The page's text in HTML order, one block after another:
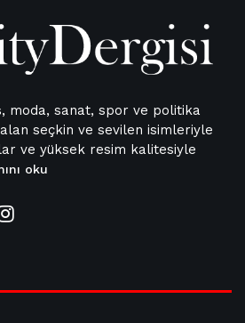
moda, sanat, spor ve politika
alan seçkin ve sevilen isimleriyle
ve yüksek resim kalitesiyle
oku